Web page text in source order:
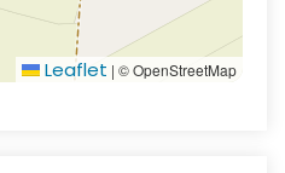
Leaflet | © OpenStreetMap